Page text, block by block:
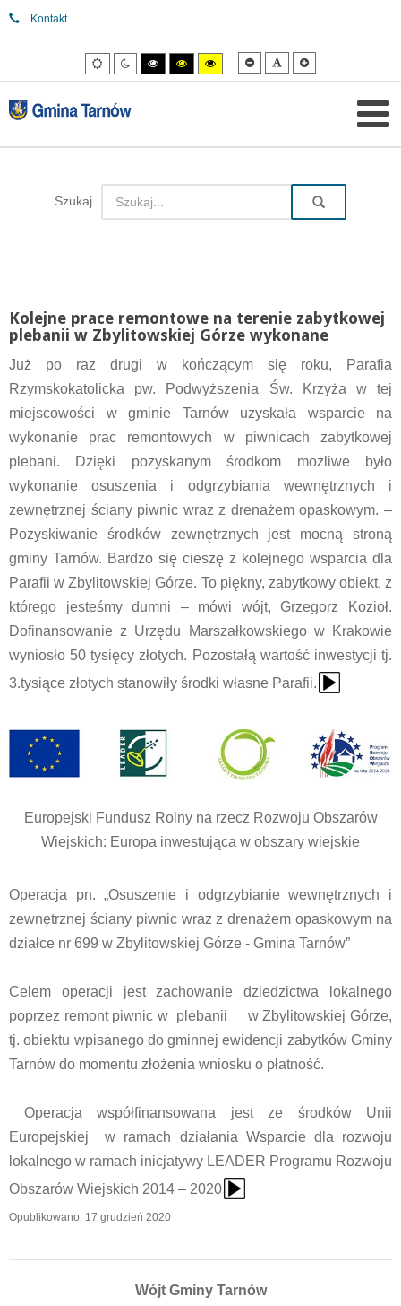
Kontakt
Tryb
domyślny
Tryb
nocny
Tryb
wysokiego
kontrastu
Tryb
wysokiego
kontrastu
Tryb
wysokiego
kontrastu
Mniejsza
czcionka
Domyślna
czcionka
Szukaj
Kolejne prace remontowe na terenie zabytkowej
plebanii w Zbylitowskiej Górze wykonane
Już po raz drugi w kończącym się roku, Parafia
Rzymskokatolicka pw. Podwyższenia Św. Krzyża w tej
miejscowości w gminie Tarnów uzyskała wsparcie na
wykonanie prac remontowych w piwnicach zabytkowej
plebani. Dzięki pozyskanym środkom możliwe było
wykonanie osuszenia i odgrzybiania wewnętrznych i
zewnętrznej ściany piwnic wraz z drenażem opaskowym. –
Pozyskiwanie środków zewnętrznych jest mocną stroną
gminy Tarnów. Bardzo się cieszę z kolejnego wsparcia dla
Parafii w Zbylitowskiej Górze. To piękny, zabytkowy obiekt, z
którego jesteśmy dumni – mówi wójt, Grzegorz Kozioł.
Dofinansowanie z Urzędu Marszałkowskiego w Krakowie
wyniosło 50 tysięcy złotych. Pozostałą wartość inwestycji tj.
3.tysiące złotych stanowiły środki własne Parafii.
{Play}
Europejski Fundusz Rolny na rzecz Rozwoju Obszarów
Wiejskich: Europa inwestująca w obszary wiejskie
Operacja pn. „Osuszenie i odgrzybianie wewnętrznych i
zewnętrznej ściany piwnic wraz z drenażem opaskowym na
działce nr 699 w Zbylitowskiej Górze - Gmina Tarnów”
Celem operacji jest zachowanie dziedzictwa lokalnego
poprzez remont piwnic w plebanii w Zbylitowskiej Górze,
tj. obiektu wpisanego do gminnej ewidencji zabytków Gminy
Tarnów do momentu złożenia wniosku o płatność.
Operacja współfinansowana jest ze środków Unii
Europejskiej w ramach działania Wsparcie dla rozwoju
lokalnego w ramach inicjatywy LEADER Programu Rozwoju
Obszarów Wiejskich 2014 – 2020
{Play}
Opublikowano: 17 grudzień 2020
Wójt Gminy Tarnów